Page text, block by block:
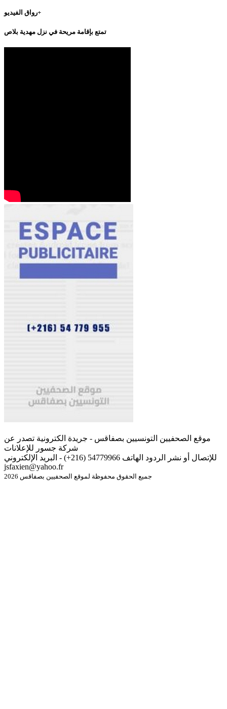
رواق الفيديو+
تمتع بإقامة مريحة في نزل مهدية بلاص
موقع الصحفيين التونسيين بصفاقس - جريدة الكترونية تصدر عن
شركة جسور للإعلانات
للإتصال أو نشر الردود الهاتف 54779966 (216+) - البريد الإلكتروني
jsfaxien@yahoo.fr
جميع الحقوق محفوظة لموقع الصحفيين بصفاقس 2026